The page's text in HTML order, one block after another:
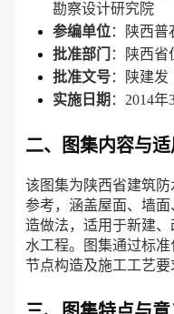
勘察设计研究院
参编单位：陕西普
批准部门 ：陕西省
批准文号：陕建发
实施日期 ：2014年
二、图集内容与适
该图集为陕西省建筑
参考，涵盖屋面、墙
造做法，适用于新建
水工程。图集通过标准
节点构造及施工工艺要